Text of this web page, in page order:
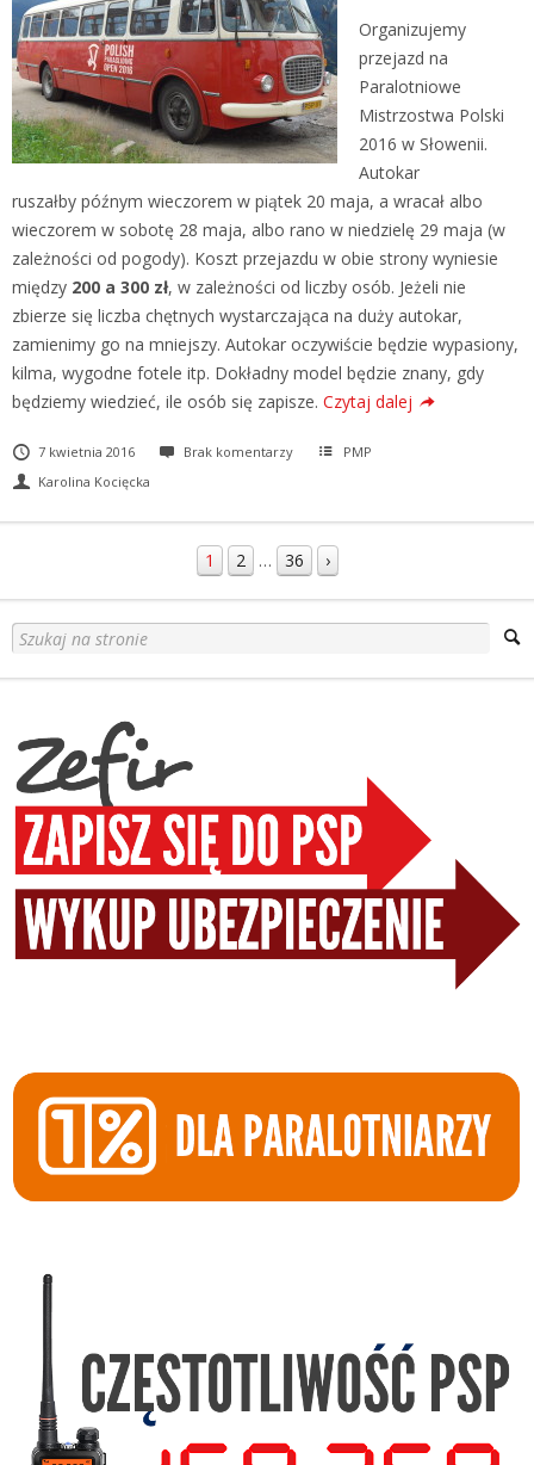
Organizujemy
przejazd na
Paralotniowe
Mistrzostwa Polski
2016 w Słowenii.
Autokar
ruszałby późnym wieczorem w piątek 20 maja, a wracał albo
wieczorem w sobotę 28 maja, albo rano w niedzielę 29 maja (w
zależności od pogody). Koszt przejazdu w obie strony wyniesie
między 200 a 300 zł, w zależności od liczby osób. Jeżeli nie
zbierze się liczba chętnych wystarczająca na duży autokar,
zamienimy go na mniejszy. Autokar oczywiście będzie wypasiony,
kilma, wygodne fotele itp. Dokładny model będzie znany, gdy
będziemy wiedzieć, ile osób się zapisze. Czytaj dalej
7 kwietnia 2016 Brak komentarzy
PMP
Karolina Kocięcka
1 2 … 36 ›